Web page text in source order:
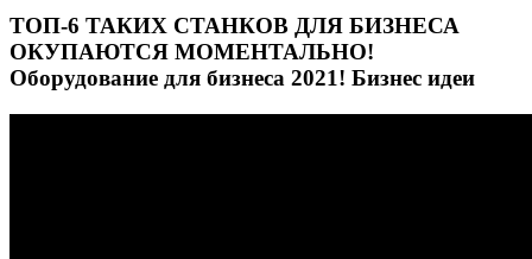
ТОП-6 ТАКИХ СТАНКОВ ДЛЯ БИЗНЕСА
ОКУПАЮТСЯ МОМЕНТАЛЬНО!
Оборудование для бизнеса 2021! Бизнес идеи